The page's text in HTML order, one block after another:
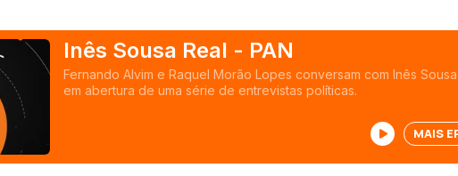
Inês Sousa Real - PAN
Fernando Alvim e Raquel Morão Lopes conversam com Inês Sousa
em abertura de uma série de entrevistas políticas.
MAIS